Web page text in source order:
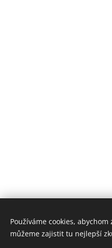
Používáme cookies,
můžeme zajistit tu nejlepší